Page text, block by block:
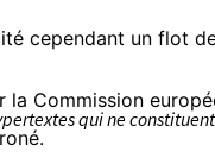
cependant un flot
la Commission
qui ne